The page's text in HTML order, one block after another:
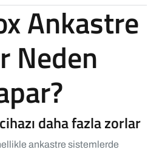
Ankastre
Neden
daha fazla zorlar
ankastre sistemlerde